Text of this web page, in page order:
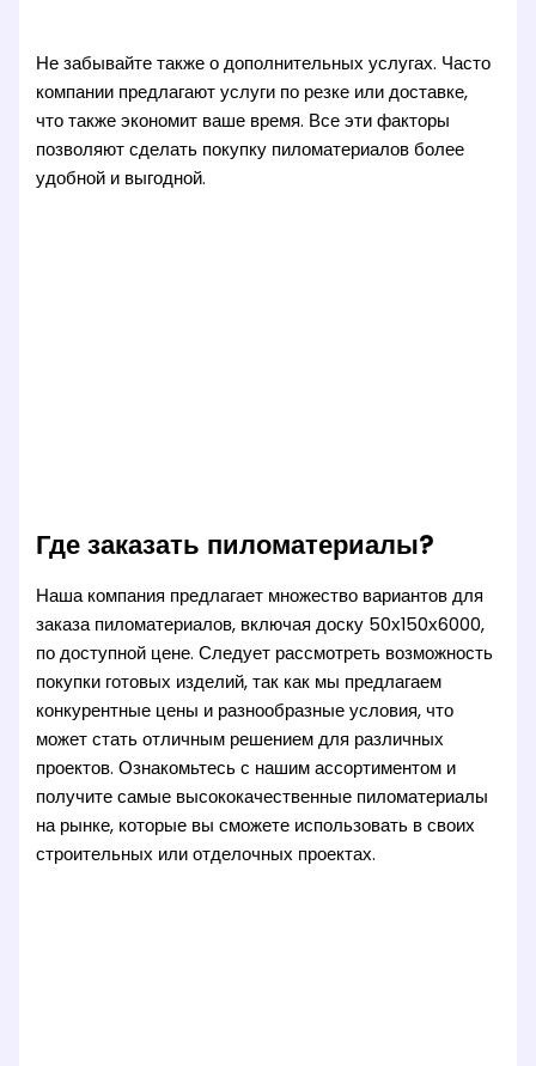
Не забывайте также о дополнительных услугах. Часто
компании предлагают услуги по резке или доставке,
что также экономит ваше время. Все эти факторы
позволяют сделать покупку пиломатериалов более
удобной и выгодной.
Где заказать пиломатериалы?
Наша компания предлагает множество вариантов для
заказа пиломатериалов, включая доску 50х150х6000,
по доступной цене. Следует рассмотреть возможность
покупки готовых изделий, так как мы предлагаем
конкурентные цены и разнообразные условия, что
может стать отличным решением для различных
проектов. Ознакомьтесь с нашим ассортиментом и
получите самые высококачественные пиломатериалы
на рынке, которые вы сможете использовать в своих
строительных или отделочных проектах.